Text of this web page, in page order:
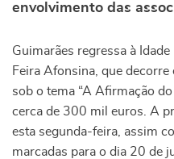
envolvimento das
Guimarães regressa à
Feira Afonsina, que
sob o tema “A Afirmação
cerca de 300 mil euros. A
esta segunda-feira, assim
marcadas para o dia 20 de